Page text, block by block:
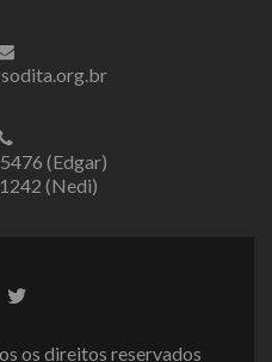
(Edgar)
(Nedi)
Link
os direitos reservados